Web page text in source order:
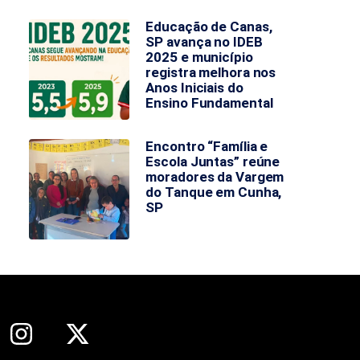
Educação de Canas,
SP avança no IDEB
2025 e município
registra melhora nos
Anos Iniciais do
Ensino Fundamental
Encontro “Família e
Escola Juntas” reúne
moradores da Vargem
do Tanque em Cunha,
SP